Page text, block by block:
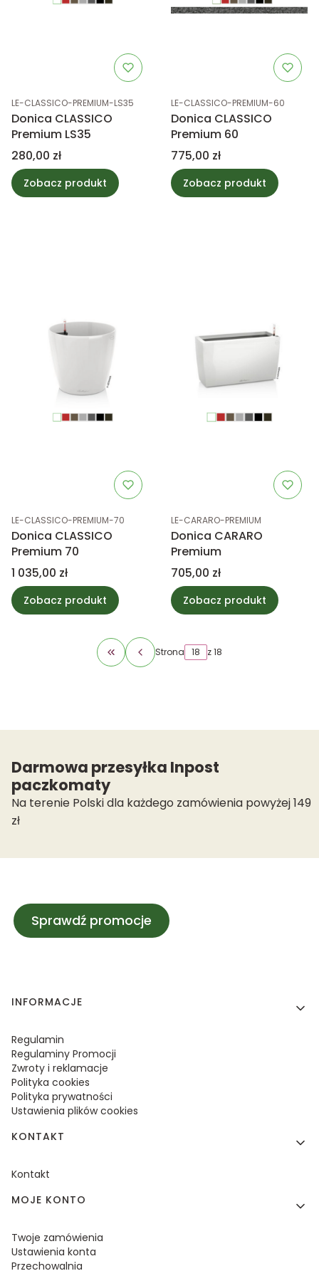
Kod produktu
LE-CLASSICO-PREMIUM-LS35
Donica CLASSICO
Premium LS35
Cena
280,00 zł
Zobacz produkt
Kod produktu
LE-CLASSICO-PREMIUM-60
Donica CLASSICO
Premium 60
Cena
775,00 zł
Zobacz produkt
Kod produktu
LE-CLASSICO-PREMIUM-70
Donica CLASSICO
Premium 70
Cena
1 035,00 zł
Zobacz produkt
Kod produktu
LE-CARARO-PREMIUM
Donica CARARO
Premium
Cena
705,00 zł
Zobacz produkt
Wróć do pierwszej strony z produktami
Strona z 18
Darmowa przesyłka Inpost
paczkomaty
Na terenie Polski dla każdego zamówienia powyżej 149
zł
Sprawdź promocje
Linki w stopce
INFORMACJE
Regulamin
Regulaminy Promocji
Zwroty i reklamacje
Polityka cookies
Polityka prywatności
Ustawienia plików cookies
KONTAKT
Kontakt
MOJE KONTO
Twoje zamówienia
Ustawienia konta
Przechowalnia